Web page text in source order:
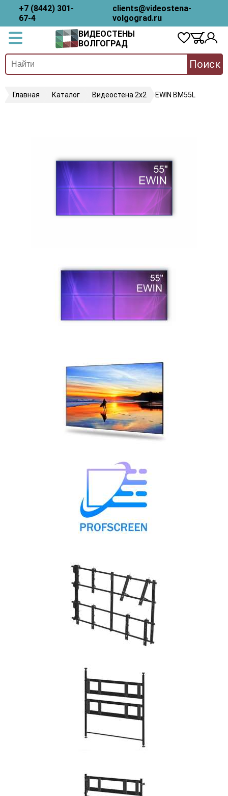
+7 (8442) 301-
67-4
clients@videostena-
volgograd.ru
ВИДЕОСТЕНЫ
ВОЛГОГРАД
Поиск
Главная Каталог Видеостена 2x2 EWIN BM55L